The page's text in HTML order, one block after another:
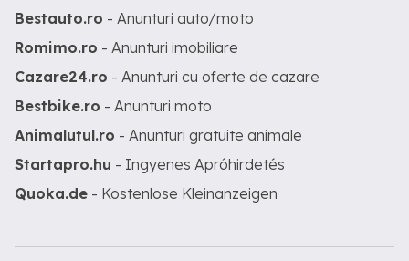
Bestauto.ro - Anunturi auto/moto
Romimo.ro - Anunturi imobiliare
Cazare24.ro - Anunturi cu oferte de cazare
Bestbike.ro - Anunturi moto
Animalutul.ro - Anunturi gratuite animale
Startapro.hu - Ingyenes Apróhirdetés
Quoka.de - Kostenlose Kleinanzeigen